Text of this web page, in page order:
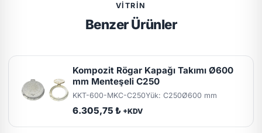
VITRIN
Benzer Ürünler
Kompozit Rögar Kapağı Takımı Ø600
mm Menteşeli C250
KKT-600-MKC-C250Yük: C250Ø600 mm
6.305,75 ₺ +KDV